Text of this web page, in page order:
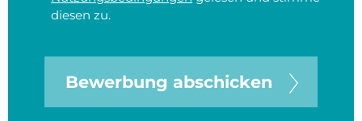
diesen zu.
Bewerbung abschicken